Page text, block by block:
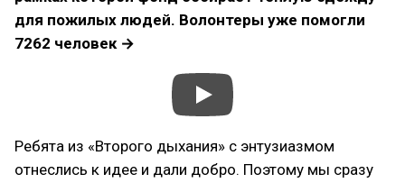
для пожилых людей. Волонтеры уже помогли
7262 человек →
Ребята из «Второго дыхания» с энтузиазмом
отнеслись к идее и дали добро. Поэтому мы сразу